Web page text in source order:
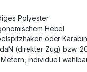
Polyester
Hebel
oder
(direkter Zug) bzw.
individuell